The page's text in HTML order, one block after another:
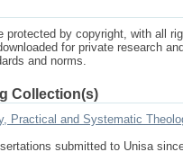
protected by copyright, with all
for private research
and norms.
Collection(s)
Practical and Systematic
submitted to Unisa